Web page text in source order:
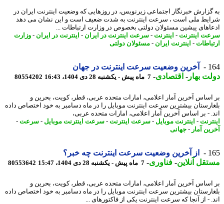
خبرنگار اجتماعی زیرنویس، در روزهایی که وضعیت اینترنت ایران در
ملی است ، سرعت اینترنت به شدت ضعیف است و این نشان می دهد
پیشین مسئولان دولتی بخصوص در وزارت ارتباطات ...
اینترنت-اینترنت-سرعت اینترنت در ایران - اینترنت در ایران -
وزارت
-اینترنت ایران - مسئولان دولتی
آخرین وضعیت سرعت اینترنت در جهان
بهار -اقتصادی-7 ماه پیش - یکشنبه 28 دی 1404، 16:43 80554202
آخرین آمار اعلامی، امارات متحده عربی، قطر، کویت، بحرین و
بیشترین سرعت اینترنت موبایل را در ماه دسامبر به خود اختصاص داده
- بر اساس آخرین آمار اعلامی، امارات متحده عربی،
-اینترنت موبایل-سرعت اینترنت-سرعت اینترنت موبایل-سرعت -
آمار -جهانی
از آخرین وضعیت سرعت اینترنت چه خبر؟
آنلاین-فناوری- 7 ماه پیش - یکشنبه 28 دی 1404، 15:47 80553642
آخرین آمار اعلامی، امارات متحده عربی، قطر، کویت، بحرین و
بیشترین سرعت اینترنت موبایل را در ماه دسامبر به خود اختصاص داده
- از آنجا که سرعت اینترنت یکی از فاکتورهای ...